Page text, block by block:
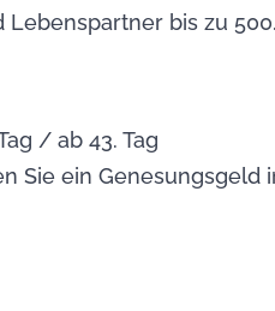
Lebenspartner bis zu
/ ab 43. Tag
Sie ein Genesungsgeld